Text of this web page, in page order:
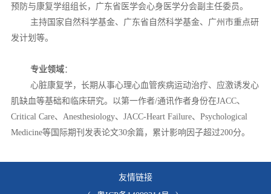
预防与康复学组组长，广东省医学会心身医学分会副主任委员。
主持国家自然科学基金、广东省自然科学基金、广州市重点研
发计划等。
专业领域：
心脏康复学，长期从事心理心血管疾病运动治疗、应激诱发心
肌缺血等基础和临床研究。以第一作者/通讯作者身份在JACC、
Critical Care、Anesthesiology、JACC-Heart Failure、Psychological
Medicine等国际期刊发表论文30余篇，累计影响因子超过200分。
友情链接